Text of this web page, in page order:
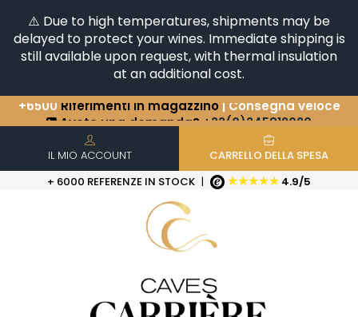
⚠️ Due to high temperatures, shipments may be
delayed to protect your wines. Immediate shipping is
still available upon request, with thermal insulation
at an additional cost.
Avete una domanda?+33(0)345812020
Scopri la nostra selezione di
Riferimenti in magazzino | Consegna veloce
IL MIO ACCOUNT
CARRELLO DELLA SPESA
+ 6000 REFERENZE IN STOCK | ★★★★★ 4.9/5